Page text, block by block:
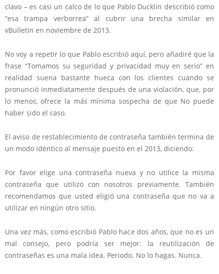
clavo – es casi un calco de lo que Pablo Ducklin describió como
“esa trampa verborrea” al cubrir una brecha similar en
vBulletin en noviembre de 2013.
No voy a repetir lo que Pablo escribió aquí, pero añadiré que la
frase “Tomamos su seguridad y privacidad muy en serio” en
realidad suena bastante hueca con los clientes cuando se
pronunció inmediatamente después de una violación, que, por
lo menos, ofrece la más mínima sospecha de que No puede
haber sido el caso.
El aviso de restablecimiento de contraseña también termina de
un modo idéntico al mensaje puesto en el 2013, diciendo:
Por favor elige una contraseña nueva y no utilice la misma
contraseña que utilizó con nosotros previamente. También
recomendamos que usted eligió una contraseña que no va a
utilizar en ningún otro sitio.
Una vez más, como escribió Pablo hace dos años, que no es un
mal consejo, pero podría ser mejor: la reutilización de
contraseñas es una mala idea. Periodo. No lo hagas. Nunca.